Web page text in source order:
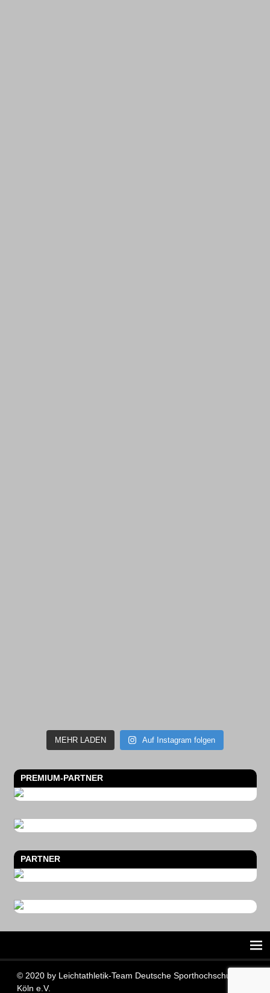
MEHR LADEN Auf Instagram folgen
PREMIUM-PARTNER
PARTNER
© 2020 by Leichtathletik-Team Deutsche Sporthochschule
Köln e.V.